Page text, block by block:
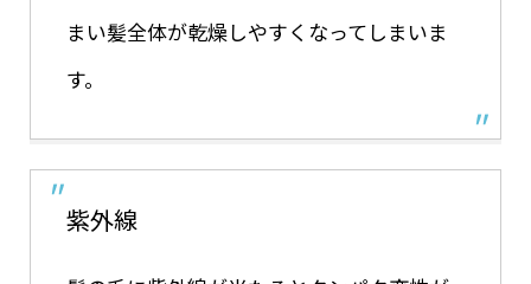
まい髪全体が乾燥しやすくなってしまいま
す。
紫外線